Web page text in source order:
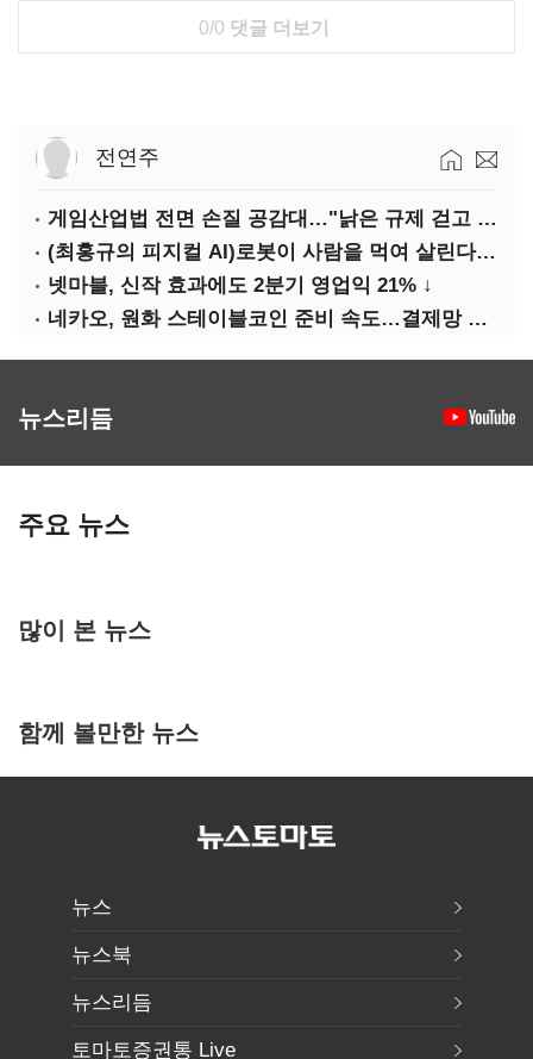
0/0 댓글 더보기
전연주
게임산업법 전면 손질 공감대…"낡은 규제 걷고 안전장치 촘촘히 해야"
(최홍규의 피지컬 AI)로봇이 사람을 먹여 살린다, 그런데 언제 먹여야 할지는 모른다
넷마블, 신작 효과에도 2분기 영업익 21% ↓
네카오, 원화 스테이블코인 준비 속도…결제망 안전장치 확보 과제
뉴스리듬
주요 뉴스
많이 본 뉴스
함께 볼만한 뉴스
뉴스
뉴스북
뉴스리듬
토마토증권통 Live